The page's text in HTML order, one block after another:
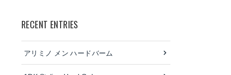
RECENT ENTRIES
アリミノ メン ハードバーム